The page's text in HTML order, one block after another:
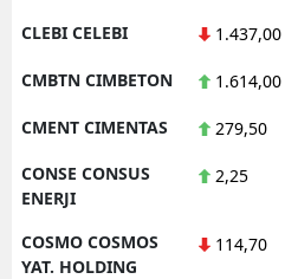
CLEBI CELEBI 1.437,00
CMBTN CIMBETON 1.614,00
CMENT CIMENTAS 279,50
CONSE CONSUS
ENERJI
2,25
COSMO COSMOS
YAT. HOLDING
114,70